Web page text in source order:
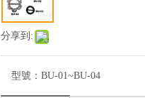
分享到:
型號： BU-01~BU-04